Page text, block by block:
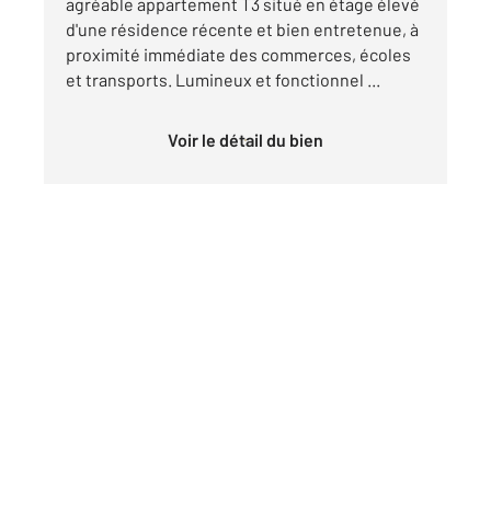
d'une résidence récente et bien entretenue, à
proximité immédiate des commerces, écoles
et transports. Lumineux et fonctionnel ...
Voir le détail du bien